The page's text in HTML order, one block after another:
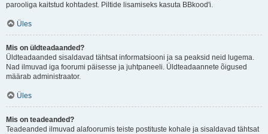
parooliga kaitstud kohtadest. Piltide lisamiseks kasuta BBkood'i.
Üles
Mis on üldteadaanded?
Üldteadaanded sisaldavad tähtsat informatsiooni ja sa peaksid neid lugema.
Nad ilmuvad iga foorumi päisesse ja juhtpaneeli. Üldteadaannete õigused
määrab administraator.
Üles
Mis on teadeanded?
Teadeanded ilmuvad alafoorumis teiste postituste kohale ja sisaldavad tähtsat